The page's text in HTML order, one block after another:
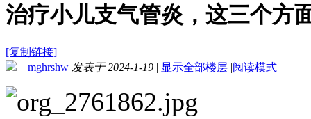
治疗小儿支气管炎，这三个方
[复制链接]
mghrshw 发表于 2024-1-19 | 显示全部楼层 |阅读模式